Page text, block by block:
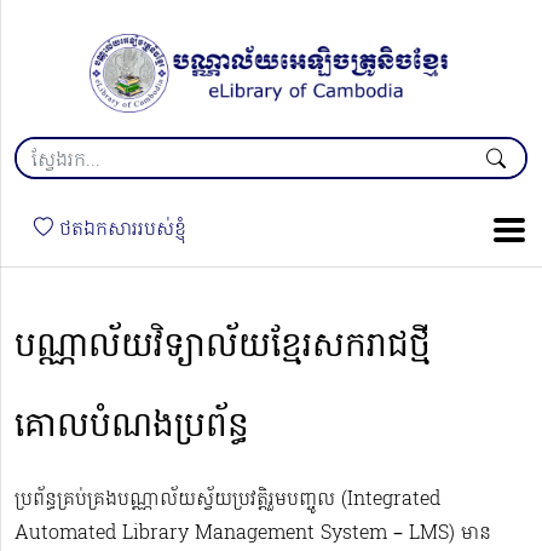
ថតឯកសាររបស់ខ្ញុំ
បណ្ណាល័យវិទ្យាល័យខ្មែរសករាជថ្មី​
គោលបំណងប្រព័ន្ធ
ប្រព័ន្ធគ្រប់គ្រងបណ្ណាល័យស្វ័យប្រវត្តិរួមបញ្ចូល (Integrated
Automated Library Management System – LMS) មាន